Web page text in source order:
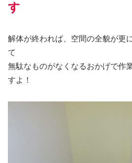
す
解体が終われば、空間の全貌が更
て
無駄なものがなくなるおかげで作
すよ！